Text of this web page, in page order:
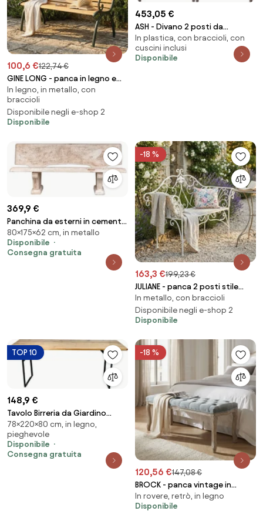
100,6 €122,74 €
GINE LONG - panca in legno e
ghisa
In legno, in metallo, con
braccioli
Disponibile negli e-shop 2
Disponibile
453,05 €
ASH - Divano 2 posti da
giardino in polipropilene
In plastica, con braccioli, con
cuscini inclusi
Disponibile
369,9 €
Panchina da esterni in cemento
decorato 180 cm mod. Finto
pietra
80×175×62 cm, in metallo
Disponibile
Consegna gratuita
-18 %
163,3 €199,23 €
JULIANE - panca 2 posti stile
provenzale in ferro verniciato
In metallo, con braccioli
Disponibile negli e-shop 2
Disponibile
TOP 10
148,9 €
Tavolo Birreria da Giardino
220x80x78 cm in Ferro Piano in
Legno...
78×220×80 cm, in legno,
pieghevole
Disponibile
Consegna gratuita
-18 %
120,56 €147,08 €
BROCK - panca vintage in
velluto
In rovere, retrò, in legno
Disponibile